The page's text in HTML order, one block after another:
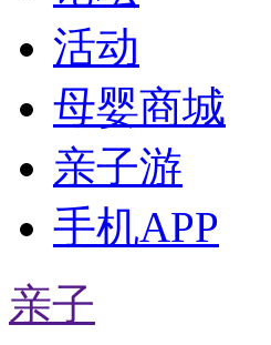
活动
母婴商城
亲子游
手机APP
亲子